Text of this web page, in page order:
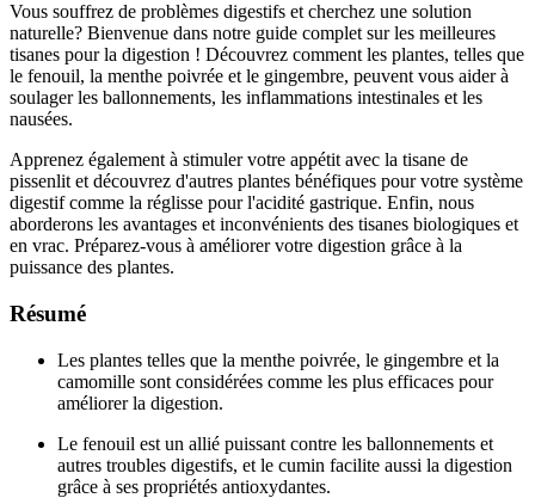
Vous souffrez de problèmes digestifs et cherchez une solution
naturelle? Bienvenue dans notre guide complet sur les meilleures
tisanes pour la digestion ! Découvrez comment les plantes, telles que
le fenouil, la menthe poivrée et le gingembre, peuvent vous aider à
soulager les ballonnements, les inflammations intestinales et les
nausées.
Apprenez également à stimuler votre appétit avec la tisane de
pissenlit et découvrez d'autres plantes bénéfiques pour votre système
digestif comme la réglisse pour l'acidité gastrique. Enfin, nous
aborderons les avantages et inconvénients des tisanes biologiques et
en vrac. Préparez-vous à améliorer votre digestion grâce à la
puissance des plantes.
Résumé
Les plantes telles que la menthe poivrée, le gingembre et la
camomille sont considérées comme les plus efficaces pour
améliorer la digestion.
Le fenouil est un allié puissant contre les ballonnements et
autres troubles digestifs, et le cumin facilite aussi la digestion
grâce à ses propriétés antioxydantes.